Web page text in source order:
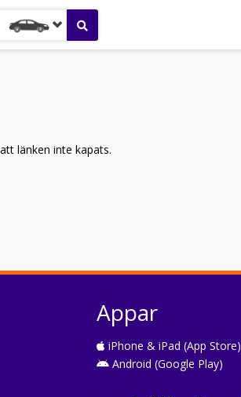
länken inte kapats.
Appar
iPhone & iPad (App Store)
Android (Google Play)